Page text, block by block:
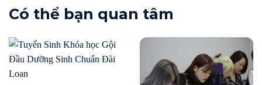
Có thể bạn quan tâm